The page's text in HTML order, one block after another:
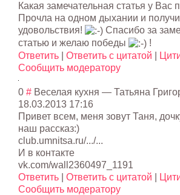
Какая замечательная статья у Вас
Прочла на одном дыхании и
удовольствия!
Спасибо за
статью и желаю победы
!
Ответить
Ответить с цитатой
Сообщить модератору
0 # Веселая кухня — Татьяна
18.03.2013 17:16
Привет всем, меня зовут Таня,
наш рассказ:)
club.umnitsa.ru/.../...
И в контакте
vk.com/wall2360497_1191
Ответить
Ответить с цитатой
Сообщить модератору